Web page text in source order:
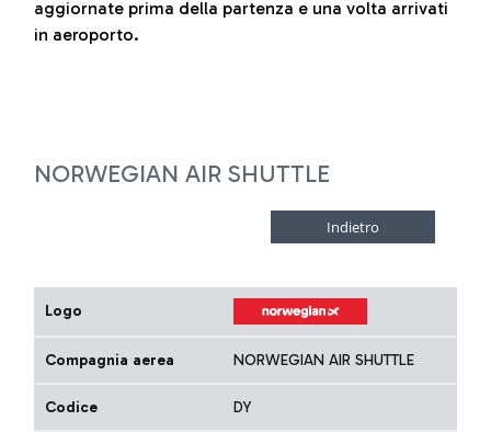
aggiornate prima della partenza e una volta arrivati
in aeroporto.
NORWEGIAN AIR SHUTTLE
Logo
Compagnia aerea NORWEGIAN AIR SHUTTLE
Codice DY